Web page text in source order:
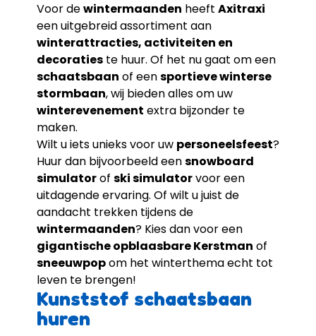
Voor dewintermaanden heeft Axitraxi
een uitgebreid assortiment aan
winterattracties, activiteiten en
decoraties te huur. Of het nu gaat om een
schaatsbaan of eensportieve winterse
stormbaan, wij bieden alles om uw
winterevenement extra bijzonder te
maken.
Wilt u iets unieks voor uw personeelsfeest?
Huur dan bijvoorbeeld eensnowboard
simulatorof ski simulatorvoor een
uitdagende ervaring. Of wilt u juist de
aandacht trekken tijdens de
wintermaanden? Kies dan voor een
gigantische opblaasbare Kerstman of
sneeuwpopom het winterthema echt tot
leven te brengen!
Kunststof schaatsbaan
huren